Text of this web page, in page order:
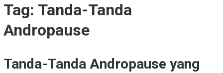
Tag: Tanda-Tanda
Andropause
Tanda-Tanda Andropause yang